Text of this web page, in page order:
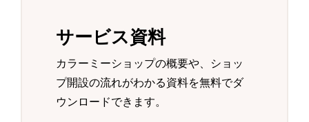
サービス資料
カラーミーショップの概要や、ショッ
プ開設の流れがわかる資料を無料でダ
ウンロードできます。